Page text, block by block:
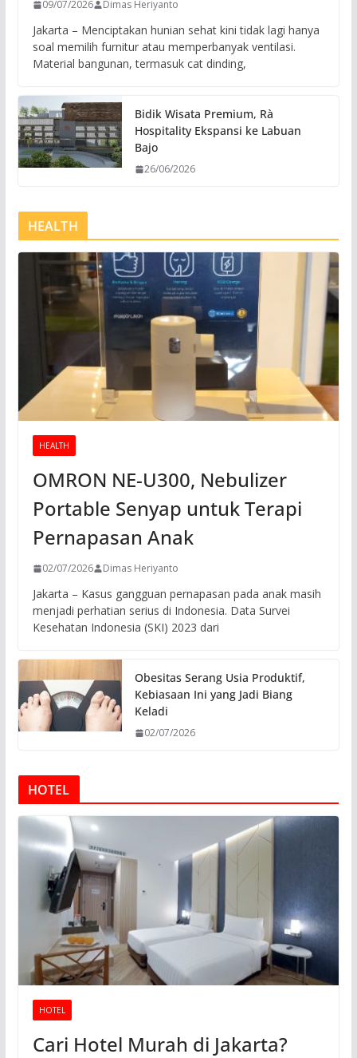
09/07/2026 Dimas Heriyanto
Jakarta – Menciptakan hunian sehat kini tidak lagi hanya
soal memilih furnitur atau memperbanyak ventilasi.
Material bangunan, termasuk cat dinding,
Bidik Wisata Premium, Rà
Hospitality Ekspansi ke Labuan
Bajo
26/06/2026
HEALTH
HEALTH
OMRON NE-U300, Nebulizer
Portable Senyap untuk Terapi
Pernapasan Anak
02/07/2026 Dimas Heriyanto
Jakarta – Kasus gangguan pernapasan pada anak masih
menjadi perhatian serius di Indonesia. Data Survei
Kesehatan Indonesia (SKI) 2023 dari
Obesitas Serang Usia Produktif,
Kebiasaan Ini yang Jadi Biang
Keladi
02/07/2026
HOTEL
HOTEL
Cari Hotel Murah di Jakarta?